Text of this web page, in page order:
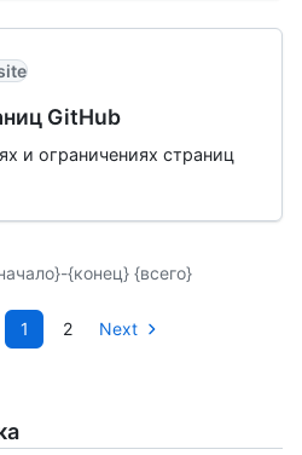
GitHub
и ограничениях страниц
{конец} {всего}
1 2 Next